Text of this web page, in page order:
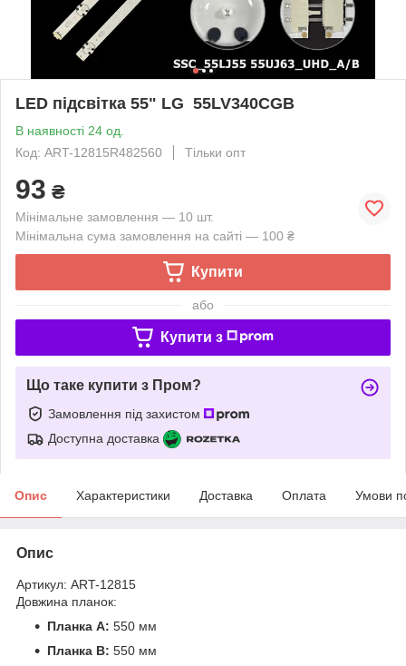
LED підсвітка 55" LG 55LV340CGB
В наявності 24 од.
Код: ART-12815R482560
Тільки опт
93 ₴
Мінімальне замовлення — 10 шт.
Мінімальна сума замовлення на сайті — 100 ₴
Купити
або
Купити з
Що таке купити з Пром?
Замовлення під захистом
Доступна доставка
Опис Характеристики Доставка Оплата Умови
Опис
Артикул: ART-12815
Довжина планок:
Планка A: 550 мм
Планка B: 550 мм